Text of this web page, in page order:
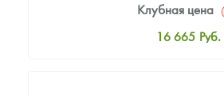
Клубная цена
16 665 Руб.